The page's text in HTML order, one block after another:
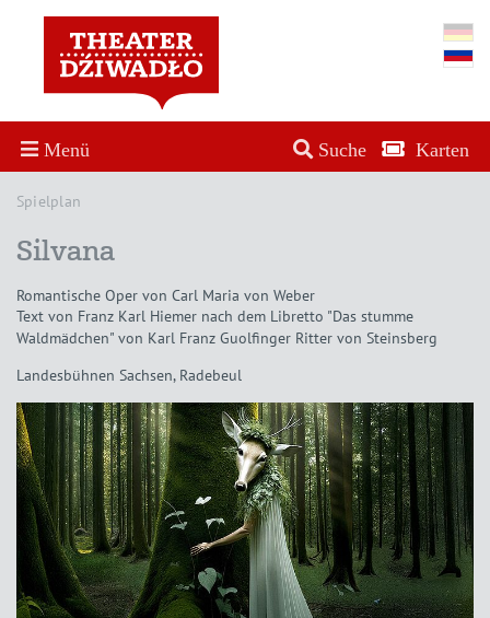
Menü Suche Karten
Spielplan
Silvana
Romantische Oper von Carl Maria von Weber
Text von Franz Karl Hiemer nach dem Libretto "Das stumme
Waldmädchen" von Karl Franz Guolfinger Ritter von Steinsberg
Landesbühnen Sachsen, Radebeul